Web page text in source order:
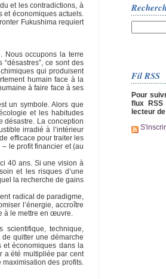
et les contradictions, à
et économiques actuels.
Fukushima requiert
Nous occupons la terre
ce sont des
qui produisent
humain face à la
à faire face à ses
un symbole. Alors que
et les habitudes
désastre. La conception
irradié à l’intérieur
efficace pour traiter les
le profit financier et (au
40 ans. Si une vision à
et les risques d’une
la recherche de gains
radical de paradigme,
l’énergie, accroître
à le mettre en œuvre.
scientifique, technique,
quitter une démarche
et économiques dans la
a été multipliée par cent
des profits.
Fil RSS
Pour
flux RSS
lecteur